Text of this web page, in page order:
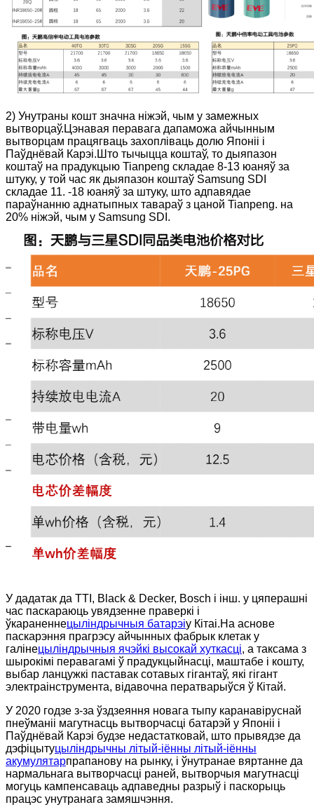
2) Унутраны кошт значна ніжэй, чым у замежных
вытворцаў.Цэнавая перавага дапаможа айчынным
вытворцам працягваць захопліваць долю Японіі і
Паўднёвай Карэі.Што тычыцца коштаў, то дыяпазон
коштаў на прадукцыю Tianpeng складае 8-13 юаняў за
штуку, у той час як дыяпазон коштаў Samsung SDI
складае 11. -18 юаняў за штуку, што адпавядае
параўнанню аднатыпных тавараў з цаной Tianpeng. на
20% ніжэй, чым у Samsung SDI.
У дадатак да TTI, Black & Decker, Bosch і інш. у цяперашні
час паскараюць увядзенне праверкі і
ўкараненнецыліндрычныя батарэіу Кітаі.На аснове
паскарэння прагрэсу айчынных фабрык клетак у
галінецыліндрычныя ячэйкі высокай хуткасці, а таксама з
шырокімі перавагамі ў прадукцыйнасці, маштабе і кошту,
выбар ланцужкі паставак сотавых гігантаў, які гігант
электраінструмента, відавочна ператварыўся ў Кітай.
У 2020 годзе з-за ўздзеяння новага тыпу каранавіруснай
пнеўманіі магутнасць вытворчасці батарэй у Японіі і
Паўднёвай Карэі будзе недастатковай, што прывядзе да
дэфіцытуцыліндрычны літый-іённы літый-іённы
акумулятарпрапанову на рынку, і ўнутранае вяртанне да
нармальнага вытворчасці раней, вытворчыя магутнасці
могуць кампенсаваць адпаведны разрыў і паскорыць
працэс унутранага замяшчэння.